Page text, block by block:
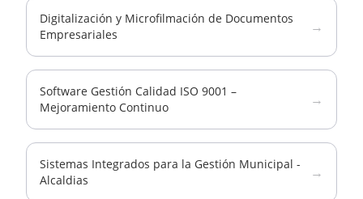
Digitalización y Microfilmación de Documentos
Empresariales
→
Software Gestión Calidad ISO 9001 –
Mejoramiento Continuo
→
Sistemas Integrados para la Gestión Municipal -
Alcaldias
→